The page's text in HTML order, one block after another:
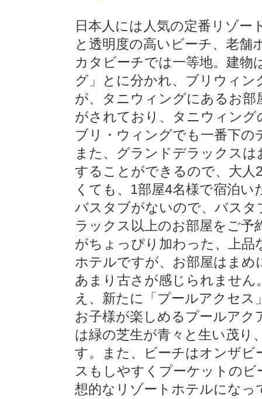
日本人には人気の定番リゾ
と透明度の高いビーチ、老
カタビーチでは一等地。建
グ」とに分かれ、ブリウィ
が、タニウィングにあるお
がされており、タニウィング
ブリ・ウィングでも一番下
また、グランドデラックス
することができるので、大人
くても、1部屋4名様で宿泊
バスタブがないので、バス
ラックス以上のお部屋をご
がちょっぴり加わった、上
ホテルですが、お部屋はま
あまり古さが感じられませ
え、新たに「プールアクセ
お子様が楽しめるプールアク
は緑の芝生が青々と生い茂り
す。また、ビーチはオンザ
スもしやすくプーケットの
想的なリゾートホテルにな